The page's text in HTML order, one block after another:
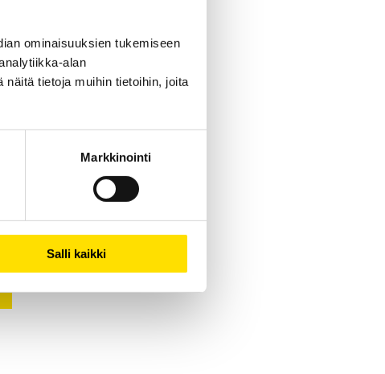
ominaisuuksien tukemiseen
alan
tietoja muihin tietoihin, joita
Markkinointi
Salli kaikki